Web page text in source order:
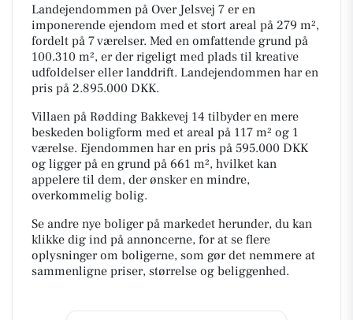
Landejendommen på Over Jelsvej 7 er en
imponerende ejendom med et stort areal på 279 m²,
fordelt på 7 værelser. Med en omfattende grund på
100.310 m², er der rigeligt med plads til kreative
udfoldelser eller landdrift. Landejendommen har en
pris på 2.895.000 DKK.
Villaen på Rødding Bakkevej 14 tilbyder en mere
beskeden boligform med et areal på 117 m² og 1
værelse. Ejendommen har en pris på 595.000 DKK
og ligger på en grund på 661 m², hvilket kan
appelere til dem, der ønsker en mindre,
overkommelig bolig.
Se andre nye boliger på markedet herunder, du kan
klikke dig ind på annoncerne, for at se flere
oplysninger om boligerne, som gør det nemmere at
sammenligne priser, størrelse og beliggenhed.